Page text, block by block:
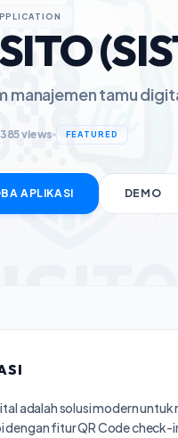
manajemen tamu
views FEATURED
APLIKASI DEMO
adalah solusi modern
dengan fitur QR Code